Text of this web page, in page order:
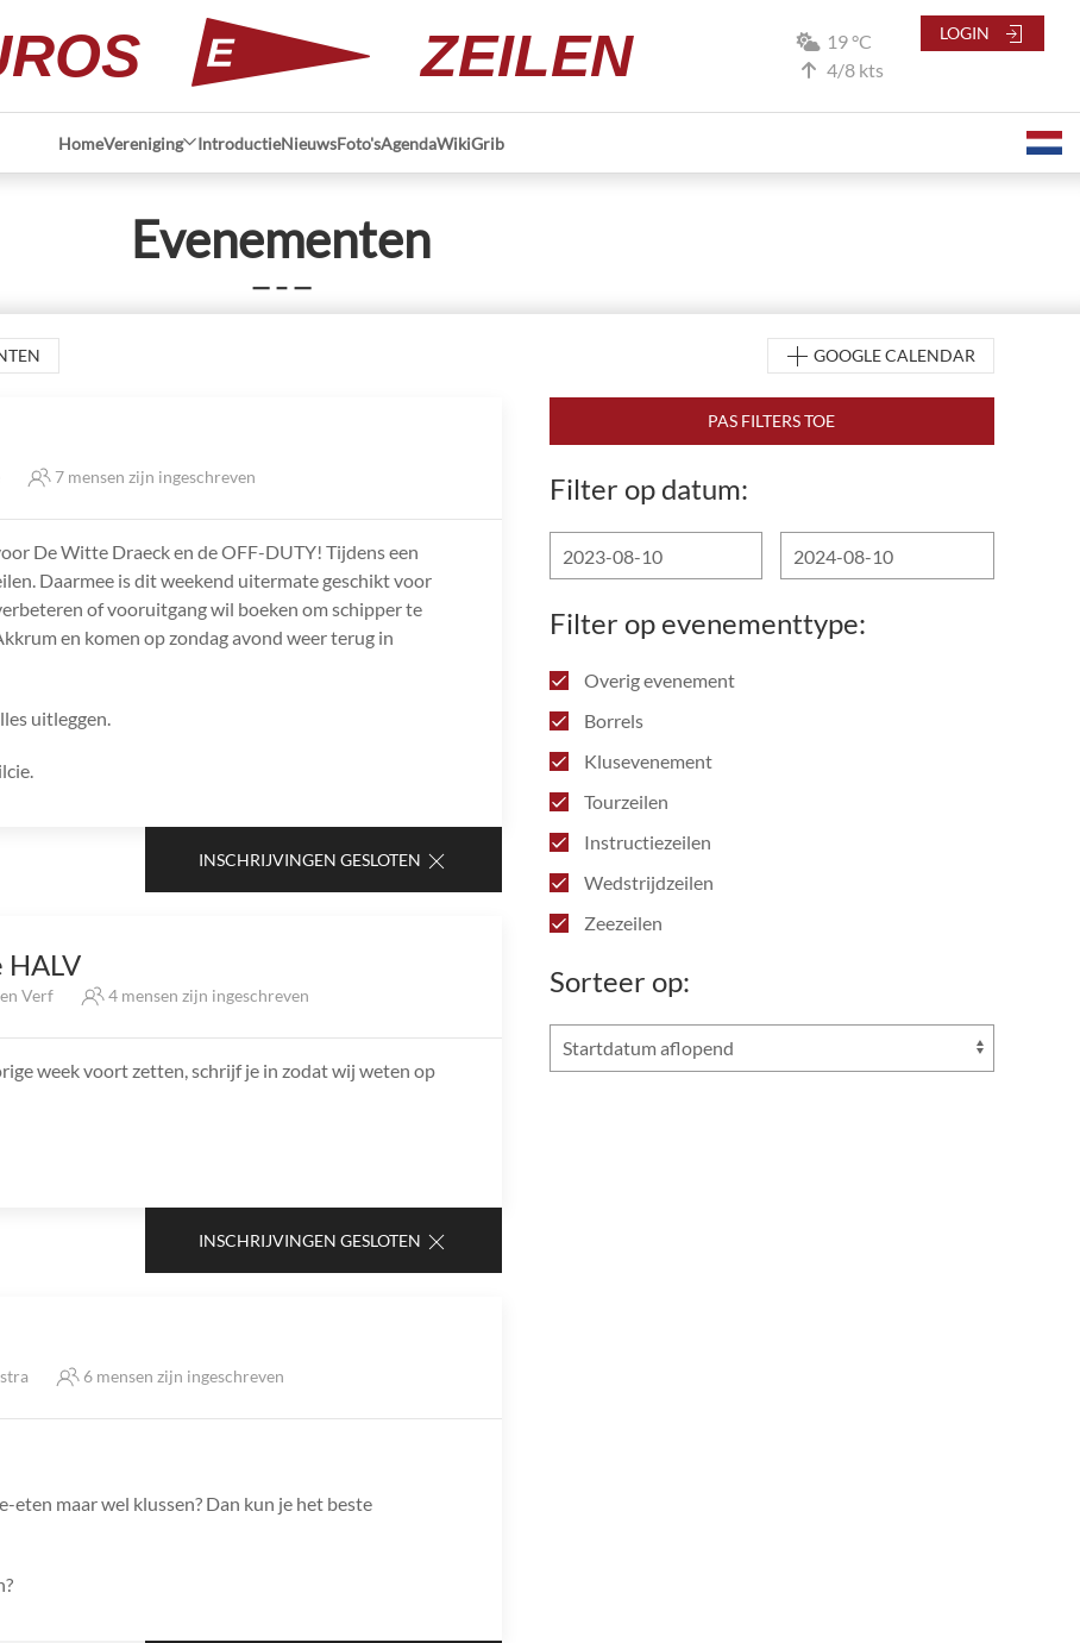
19 °C
4/8 kts
ZEILEN
HomeVereniging IntroductieNieuwsFoto'sAgendaWikiGrib
LOGIN
Evenementen
— – —
GOOGLE CALENDAR
Filter op datum:
Filter op evenementtype:
Overig evenement
Borrels
Klusevenement
Tourzeilen
Instructiezeilen
Wedstrijdzeilen
Zeezeilen
Sorteer op:
7 mensen zijn ingeschreven
De Witte Draeck en de OFF-DUTY! Tijdens een
Daarmee is dit weekend uitermate geschikt voor
of vooruitgang wil boeken om schipper te
en komen op zondag avond weer terug in
uitleggen.
INSCHRIJVINGEN GESLOTEN
HALV
Verf 4 mensen zijn ingeschreven
week voort zetten, schrijf je in zodat wij weten op
INSCHRIJVINGEN GESLOTEN
6 mensen zijn ingeschreven
maar wel klussen? Dan kun je het beste